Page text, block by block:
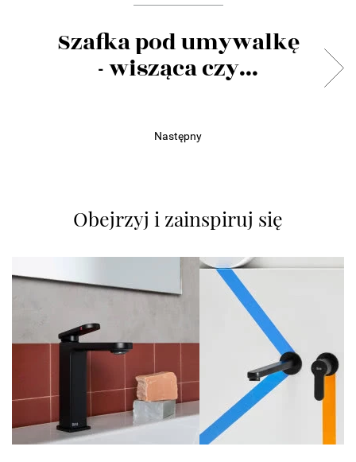
Szafka pod umywalkę
- wisząca czy...
Następny
Obejrzyj i zainspiruj się